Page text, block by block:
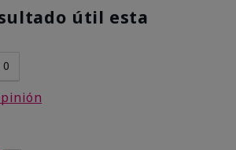
útil esta
0